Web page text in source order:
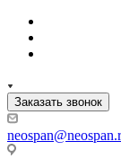
Заказать звонок